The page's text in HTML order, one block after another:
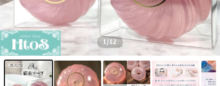
1/12